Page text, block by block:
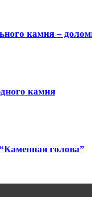
камня –
камня
голова”